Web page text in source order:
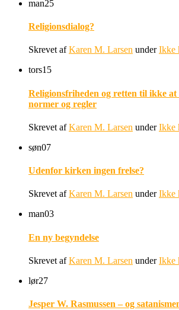
man25
Religionsdialog?
Skrevet afKaren M. Larsen underIkke
tors15
Religionsfriheden og retten til ikke at
normer og regler
Skrevet afKaren M. Larsen underIkke
søn07
Udenfor kirken ingen frelse?
Skrevet afKaren M. Larsen underIkke
man03
En ny begyndelse
Skrevet afKaren M. Larsen underIkke
lør27
Jesper W. Rasmussen – og